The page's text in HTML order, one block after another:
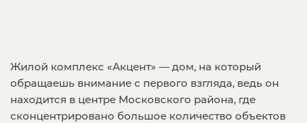
Жилой комплекс «Акцент» — дом, на который
обращаешь внимание с первого взгляда, ведь он
находится в центре Московского района, где
сконцентрировано большое количество объектов